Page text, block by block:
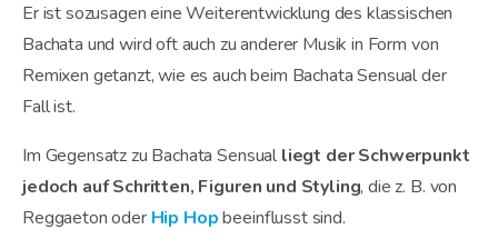
Er ist sozusagen eine Weiterentwicklung des klassischen
Bachata und wird oft auch zu anderer Musik in Form von
Remixen getanzt, wie es auch beim Bachata Sensual der
Fall ist.
Im Gegensatz zu Bachata Sensual liegt der Schwerpunkt
jedoch auf Schritten, Figuren und Styling, die z. B. von
Reggaeton oder Hip Hopbeeinflusst sind.